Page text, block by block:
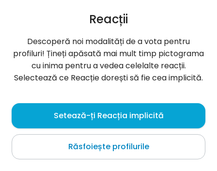
cavani99 , 28
Warszawa
Despre mine
Reacții
Descoperă noi modalități de a vota pentru
profiluri! Țineți apăsată mai mult timp pictograma
cu inima pentru a vedea celelalte reacții.
Selectează ce Reacție dorești să fie cea implicită.
Setează-ți Reacția implicită
Răsfoiește profilurile